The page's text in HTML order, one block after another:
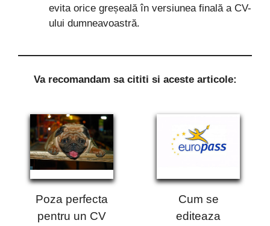
evita orice greșeală în versiunea finală a CV-
ului dumneavoastră.
Va recomandam sa cititi si aceste articole:
Poza perfecta
pentru un CV
Cum se
editeaza